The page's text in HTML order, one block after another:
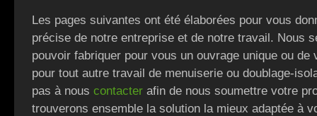
Les pages suivantes ont été élaborées pour vous
précise de notre entreprise et de notre travail. Nous
pouvoir fabriquer pour vous un ouvrage unique ou de
pour tout autre travail de menuiserie ou doublage-
pas à nous contacter afin de nous soumettre votre
trouverons ensemble la solution la mieux adaptée à